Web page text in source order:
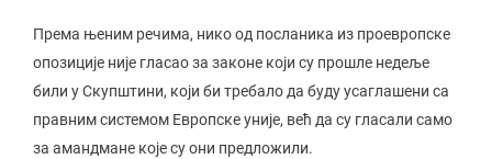
Према њеним речима, нико од посланика из проевропске
опозиције није гласао за законе који су прошле недеље
били у Скупштини, који би требало да буду усаглашени са
правним системом Европске уније, већ да су гласали само
за амандмане које су они предложили.